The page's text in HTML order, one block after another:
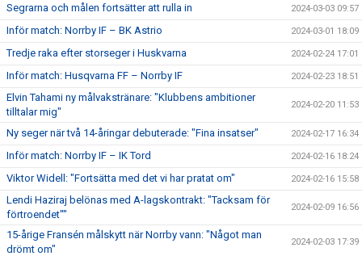
Segrarna och målen fortsätter att rulla in 2024-03-03 09:57
Inför match: Norrby IF – BK Astrio 2024-03-01 18:09
Tredje raka efter storseger i Huskvarna 2024-02-24 17:01
Inför match: Husqvarna FF – Norrby IF 2024-02-23 18:51
Elvin Tahami ny målvakstränare: "Klubbens ambitioner
tilltalar mig"
2024-02-20 11:53
Ny seger när två 14-åringar debuterade: "Fina insatser" 2024-02-17 16:34
Inför match: Norrby IF – IK Tord 2024-02-16 18:24
Viktor Widell: "Fortsätta med det vi har pratat om" 2024-02-16 15:58
Lendi Haziraj belönas med A-lagskontrakt: "Tacksam för
förtroendet""
2024-02-09 16:56
15-årige Fransén målskytt när Norrby vann: "Något man
drömt om"
2024-02-03 17:39